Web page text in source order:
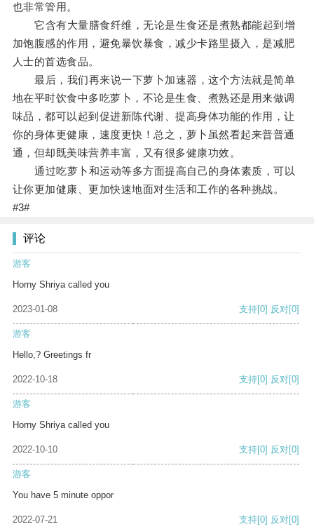
也非常管用。
它含有大量膳食纤维，无论是生食还是煮熟都能起到增
加饱腹感的作用，避免暴饮暴食，减少卡路里摄入，是减肥
人士的首选食品。
最后，我们再来说一下萝卜加速器，这个方法就是简单
地在平时饮食中多吃萝卜，不论是生食、煮熟还是用来做调
味品，都可以起到促进新陈代谢、提高身体功能的作用，让
你的身体更健康，速度更快！总之，萝卜虽然看起来普普通
通，但却既美味营养丰富，又有很多健康功效。
通过吃萝卜和运动等多方面提高自己的身体素质，可以
让你更加健康、更加快速地面对生活和工作的各种挑战。
#3#
评论
游客
Horny Shriya called you
2023-01-08 支持[0] 反对[0]
游客
Hello,? Greetings fr
2022-10-18 支持[0] 反对[0]
游客
Horny Shriya called you
2022-10-10 支持[0] 反对[0]
游客
You have 5 minute oppor
2022-07-21 支持[0] 反对[0]